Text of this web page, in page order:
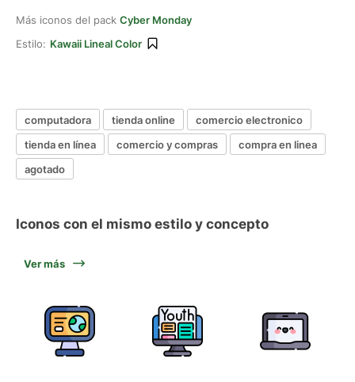
Más iconos del pack Cyber Monday
Estilo: Kawaii Lineal Color
computadora tienda online
comercio electronico
tienda en línea
comercio y compras
compra en linea
agotado
Iconos con el mismo estilo y concepto
Ver más